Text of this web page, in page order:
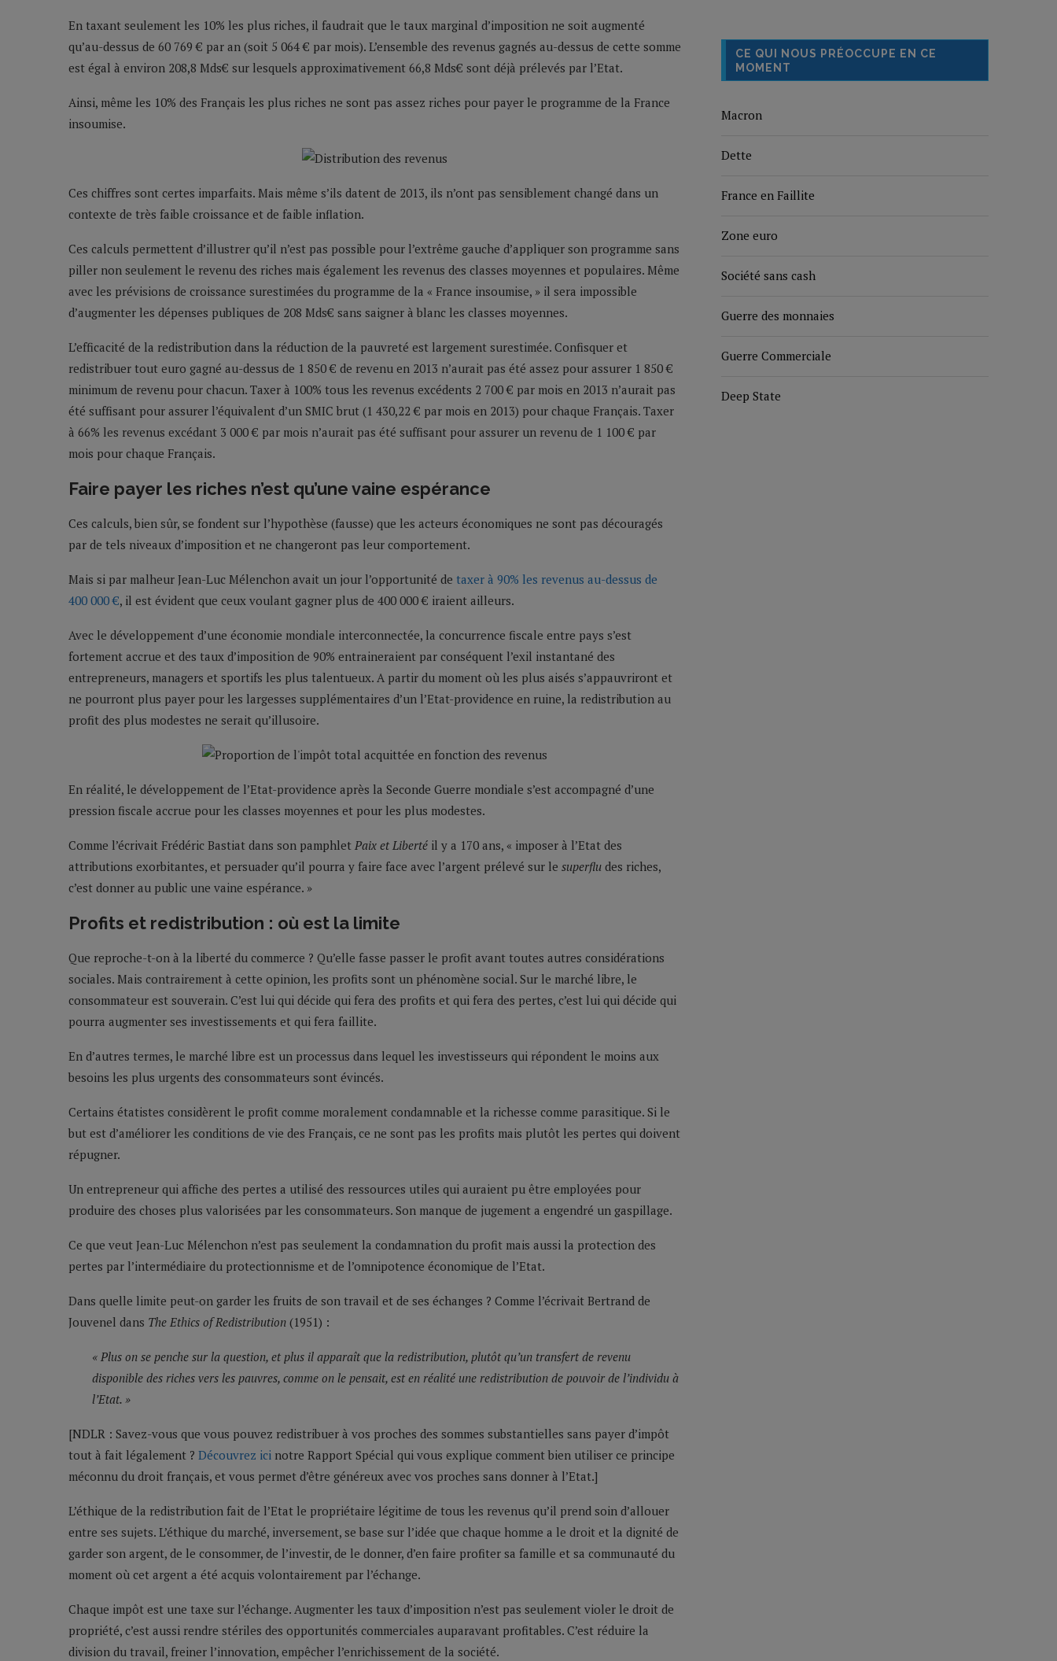
En taxant seulement les 10% les plus riches, il faudrait que le taux marginal d’imposition ne soit augmenté
qu’au-dessus de 60 769 € par an (soit 5 064 € par mois). L’ensemble des revenus gagnés au-dessus de cette somme
est égal à environ 208,8 Mds€ sur lesquels approximativement 66,8 Mds€ sont déjà prélevés par l’Etat.
Ainsi, même les 10% des Français les plus riches ne sont pas assez riches pour payer le programme de la France
insoumise.
Ces chiffres sont certes imparfaits. Mais même s’ils datent de 2013, ils n’ont pas sensiblement changé dans un
contexte de très faible croissance et de faible inflation.
Ces calculs permettent d’illustrer qu’il n’est pas possible pour l’extrême gauche d’appliquer son programme sans
piller non seulement le revenu des riches mais également les revenus des classes moyennes et populaires. Même
avec les prévisions de croissance surestimées du programme de la « France insoumise, » il sera impossible
d’augmenter les dépenses publiques de 208 Mds€ sans saigner à blanc les classes moyennes.
L’efficacité de la redistribution dans la réduction de la pauvreté est largement surestimée. Confisquer et
redistribuer tout euro gagné au-dessus de 1 850 € de revenu en 2013 n’aurait pas été assez pour assurer 1 850 €
minimum de revenu pour chacun. Taxer à 100% tous les revenus excédents 2 700 € par mois en 2013 n’aurait pas
été suffisant pour assurer l’équivalent d’un SMIC brut (1 430,22 € par mois en 2013) pour chaque Français. Taxer
à 66% les revenus excédant 3 000 € par mois n’aurait pas été suffisant pour assurer un revenu de 1 100 € par
mois pour chaque Français.
Faire payer les riches n’est qu’une vaine espérance
Ces calculs, bien sûr, se fondent sur l’hypothèse (fausse) que les acteurs économiques ne sont pas découragés
par de tels niveaux d’imposition et ne changeront pas leur comportement.
Mais si par malheur Jean-Luc Mélenchon avait un jour l’opportunité de taxer à 90% les revenus au-dessus de
400 000 €, il est évident que ceux voulant gagner plus de 400 000 € iraient ailleurs.
Avec le développement d’une économie mondiale interconnectée, la concurrence fiscale entre pays s’est
fortement accrue et des taux d’imposition de 90% entraineraient par conséquent l’exil instantané des
entrepreneurs, managers et sportifs les plus talentueux. A partir du moment où les plus aisés s’appauvriront et
ne pourront plus payer pour les largesses supplémentaires d’un l’Etat-providence en ruine, la redistribution au
profit des plus modestes ne serait qu’illusoire.
En réalité, le développement de l’Etat-providence après la Seconde Guerre mondiale s’est accompagné d’une
pression fiscale accrue pour les classes moyennes et pour les plus modestes.
Comme l’écrivait Frédéric Bastiat dans son pamphlet Paix et Liberté il y a 170 ans, « imposer à l’Etat des
attributions exorbitantes, et persuader qu’il pourra y faire face avec l’argent prélevé sur le superflu des riches,
c’est donner au public une vaine espérance. »
Profits et redistribution : où est la limite
Que reproche-t-on à la liberté du commerce ? Qu’elle fasse passer le profit avant toutes autres considérations
sociales. Mais contrairement à cette opinion, les profits sont un phénomène social. Sur le marché libre, le
consommateur est souverain. C’est lui qui décide qui fera des profits et qui fera des pertes, c’est lui qui décide qui
pourra augmenter ses investissements et qui fera faillite.
En d’autres termes, le marché libre est un processus dans lequel les investisseurs qui répondent le moins aux
besoins les plus urgents des consommateurs sont évincés.
Certains étatistes considèrent le profit comme moralement condamnable et la richesse comme parasitique. Si le
but est d’améliorer les conditions de vie des Français, ce ne sont pas les profits mais plutôt les pertes qui doivent
répugner.
Un entrepreneur qui affiche des pertes a utilisé des ressources utiles qui auraient pu être employées pour
produire des choses plus valorisées par les consommateurs. Son manque de jugement a engendré un gaspillage.
Ce que veut Jean-Luc Mélenchon n’est pas seulement la condamnation du profit mais aussi la protection des
pertes par l’intermédiaire du protectionnisme et de l’omnipotence économique de l’Etat.
Dans quelle limite peut-on garder les fruits de son travail et de ses échanges ? Comme l’écrivait Bertrand de
Jouvenel dans The Ethics of Redistribution (1951) :
« Plus on se penche sur la question, et plus il apparaît que la redistribution, plutôt qu’un transfert de revenu
disponible des riches vers les pauvres, comme on le pensait, est en réalité une redistribution de pouvoir de l’individu à
l’Etat. »
[NDLR : Savez-vous que vous pouvez redistribuer à vos proches des sommes substantielles sans payer d’impôt
tout à fait légalement ? Découvrez ici notre Rapport Spécial qui vous explique comment bien utiliser ce principe
méconnu du droit français, et vous permet d’être généreux avec vos proches sans donner à l’Etat.]
L’éthique de la redistribution fait de l’Etat le propriétaire légitime de tous les revenus qu’il prend soin d’allouer
entre ses sujets. L’éthique du marché, inversement, se base sur l’idée que chaque homme a le droit et la dignité de
garder son argent, de le consommer, de l’investir, de le donner, d’en faire profiter sa famille et sa communauté du
moment où cet argent a été acquis volontairement par l’échange.
Chaque impôt est une taxe sur l’échange. Augmenter les taux d’imposition n’est pas seulement violer le droit de
propriété, c’est aussi rendre stériles des opportunités commerciales auparavant profitables. C’est réduire la
division du travail, freiner l’innovation, empêcher l’enrichissement de la société.
CE QUI NOUS PRÉOCCUPE EN CE
MOMENT
Macron
Dette
France en Faillite
Zone euro
Société sans cash
Guerre des monnaies
Guerre Commerciale
Deep State